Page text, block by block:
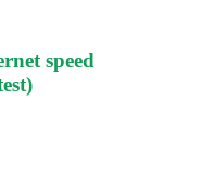
speed